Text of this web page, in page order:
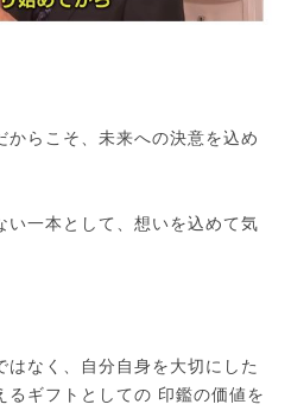
からこそ、未来への決意を込め
い一本として、想いを込めて気
なく、自分自身を大切にした
るギフトとしての 印鑑の価値を